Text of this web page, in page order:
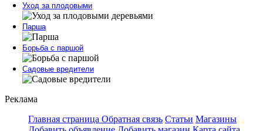
Уход за плодовыми
Парша
Борьба с паршой
Садовые вредители
Реклама
Главная страница Обратная связь Статьи Магазины